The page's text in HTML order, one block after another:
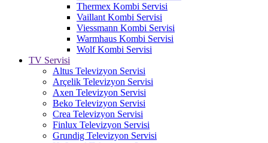
Thermex Kombi Servisi
Vaillant Kombi Servisi
Viessmann Kombi Servisi
Warmhaus Kombi Servisi
Wolf Kombi Servisi
TV Servisi
Altus Televizyon Servisi
Arçelik Televizyon Servisi
Axen Televizyon Servisi
Beko Televizyon Servisi
Crea Televizyon Servisi
Finlux Televizyon Servisi
Grundig Televizyon Servisi